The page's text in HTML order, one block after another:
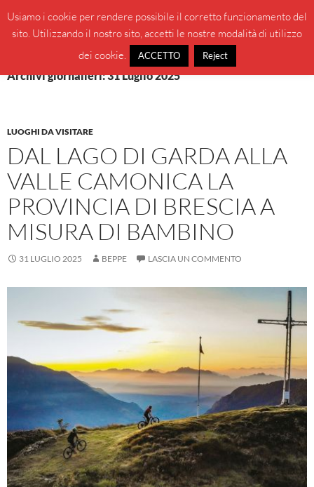
contenuto
BeppeBlog
MENU
Archivi giornalieri: 31 Luglio 2025
LUOGHI DA VISITARE
DAL LAGO DI GARDA ALLA
VALLE CAMONICA LA
PROVINCIA DI BRESCIA A
MISURA DI BAMBINO
31 LUGLIO 2025 BEPPE LASCIA UN COMMENTO
Usiamo i cookie per rendere possibile il corretto funzionamento del
sito. Utilizzando il nostro sito, accetti le nostre modalità di utilizzo
dei cookie.
ACCETTO Reject